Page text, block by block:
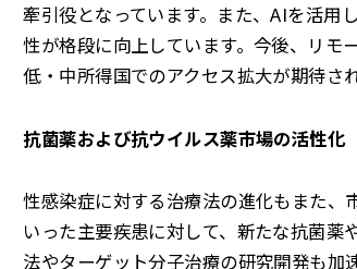
牽引役となっています。また、AIを活用
性が格段に向上しています。今後、リモ
低・中所得国でのアクセス拡大が期待され
抗菌薬および抗ウイルス薬市場の活性化
性感染症に対する治療法の進化もまた、
いった主要疾患に対して、新たな抗菌
法やターゲット分子治療の研究開発も